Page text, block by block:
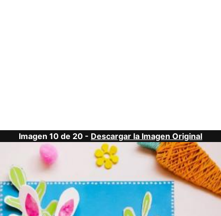
Imagen 10 de 20 - Descargar la Imagen Original